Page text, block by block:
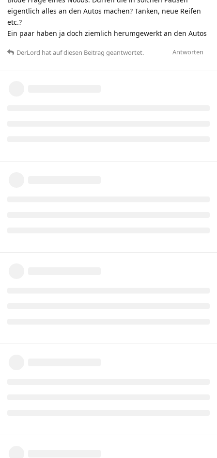
eigentlich alles an den Autos machen? Tanken, neue Reifen
etc.?
Ein paar haben ja doch ziemlich herumgewerkt an den Autos
Antworten
DerLord hatauf diesen Beitrag geantwortet.